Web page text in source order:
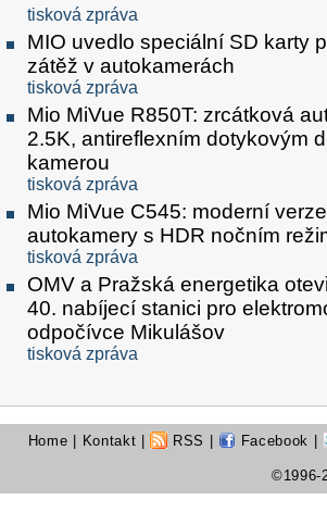
tisková zpráva
MIO uvedlo speciální SD karty
zátěž v autokamerách
tisková zpráva
Mio MiVue R850T: zrcátková
2.5K, antireflexním dotykovým
kamerou
tisková zpráva
Mio MiVue C545: moderní
autokamery s HDR nočním
tisková zpráva
OMV a Pražská energetika
40. nabíjecí stanici pro
odpočívce Mikulášov
tisková zpráva
Home | Kontakt | RSS | Facebook |
©1996-